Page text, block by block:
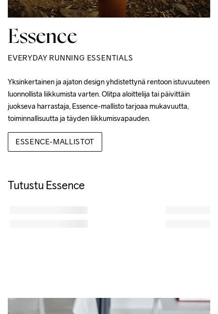
Essence
EVERYDAY RUNNING ESSENTIALS
Yksinkertainen ja ajaton design yhdistettynä rentoon istuvuuteen
luonnollista liikkumista varten. Olitpa aloittelija tai päivittäin
juokseva harrastaja, Essence-mallisto tarjoaa mukavuutta,
toiminnallisuutta ja täyden liikkumisvapauden.
ESSENCE-MALLISTOT
Tutustu Essence